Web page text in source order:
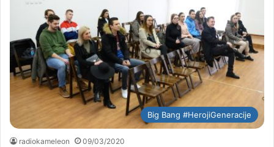
Big Bang #HerojiGeneracije
radiokameleon 09/03/2020